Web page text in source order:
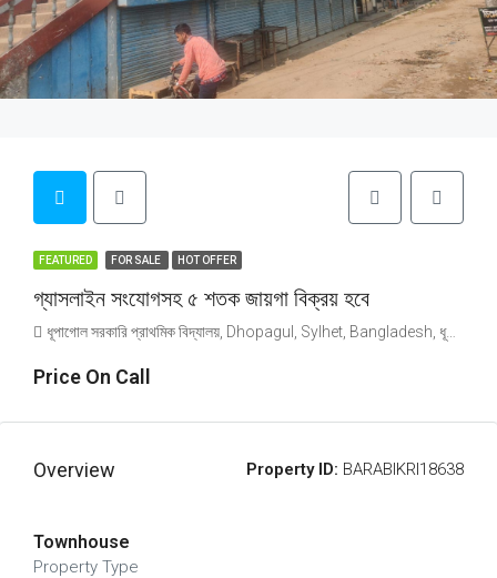
FEATURED FOR SALE HOT OFFER
গ্যাসলাইন সংযোগসহ ৫ শতক জায়গা বিক্রয় হবে
ধূপাগোল সরকারি প্রাথমিক বিদ্যালয়, Dhopagul, Sylhet, Bangladesh, ধূপাগোল সরকারি প্রাথমিক বিদ্যালয়, Dhopagul, Sylhet, Bangladesh, Dhopagul, Sylhet Division
Price On Call
Overview Property ID: BARABIKRI18638
Townhouse
Property Type